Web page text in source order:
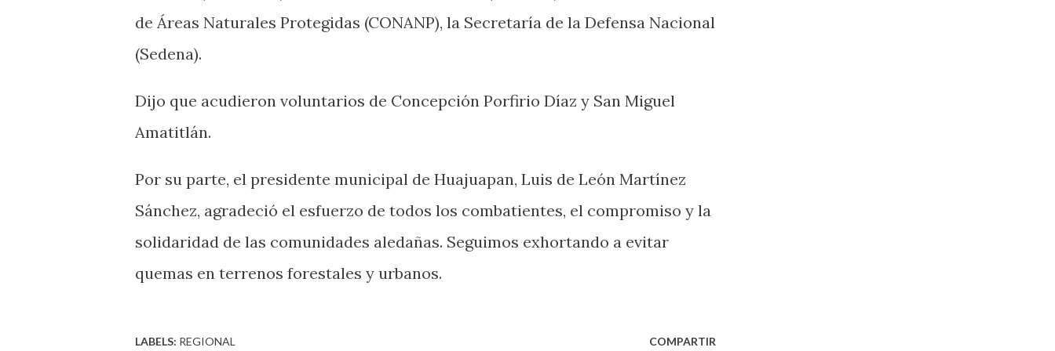
de Áreas Naturales Protegidas (CONANP), la Secretaría de la Defensa Nacional
(Sedena).
Dijo que acudieron voluntarios de Concepción Porfirio Díaz y San Miguel
Amatitlán.
Por su parte, el presidente municipal de Huajuapan, Luis de León Martínez
Sánchez, agradeció el esfuerzo de todos los combatientes, el compromiso y la
solidaridad de las comunidades aledañas. Seguimos exhortando a evitar
quemas en terrenos forestales y urbanos.
LABELS: REGIONAL COMPARTIR